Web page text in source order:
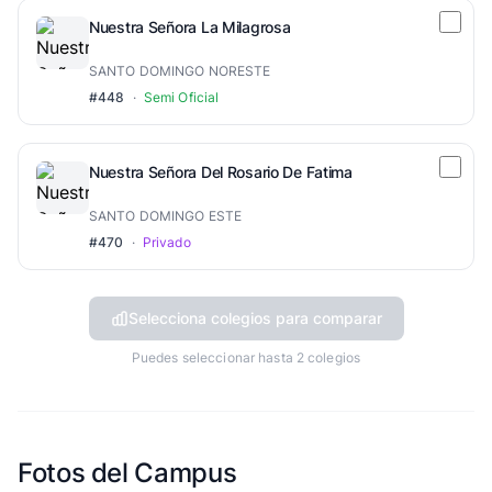
Nuestra Señora La Milagrosa
SANTO DOMINGO NORESTE
#448
· Semi Oficial
Nuestra Señora Del Rosario De Fatima
SANTO DOMINGO ESTE
#470
· Privado
Selecciona colegios para comparar
Puedes seleccionar hasta 2 colegios
Fotos del Campus